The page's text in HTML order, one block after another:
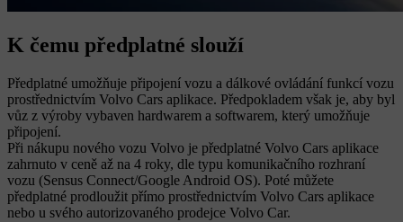
K čemu předplatné slouží
Předplatné umožňuje připojení vozu a dálkové ovládání funkcí vozu
prostřednictvím Volvo Cars aplikace. Předpokladem však je, aby byl
vůz z výroby vybaven hardwarem a softwarem, který umožňuje
připojení.
Při nákupu nového vozu Volvo je předplatné Volvo Cars aplikace
zahrnuto v ceně až na 4 roky, dle typu komunikačního rozhraní
vozu (Sensus Connect/Google Android OS). Poté můžete
předplatné prodloužit přímo prostřednictvím Volvo Cars aplikace
nebo u svého autorizovaného prodejce Volvo Car.